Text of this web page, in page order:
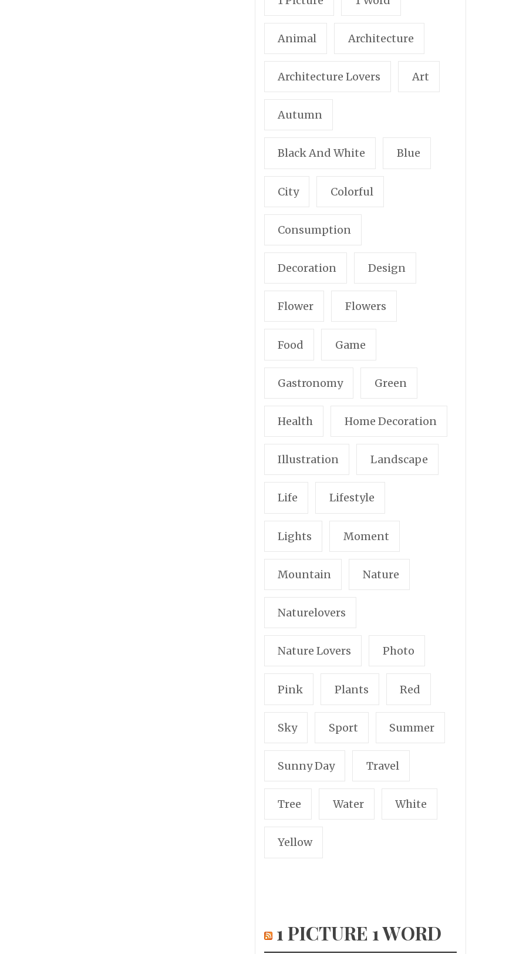
Animal Architecture
Architecture Lovers Art
Autumn
Black And White Blue
City Colorful
Consumption
Decoration Design
Flower Flowers
Food Game
Gastronomy Green
Health Home Decoration
Illustration Landscape
Life Lifestyle
Lights Moment
Mountain Nature
Naturelovers
Nature Lovers Photo
Pink Plants Red
Sky Sport Summer
Sunny Day Travel
Tree Water White
Yellow
1 PICTURE 1 WORD